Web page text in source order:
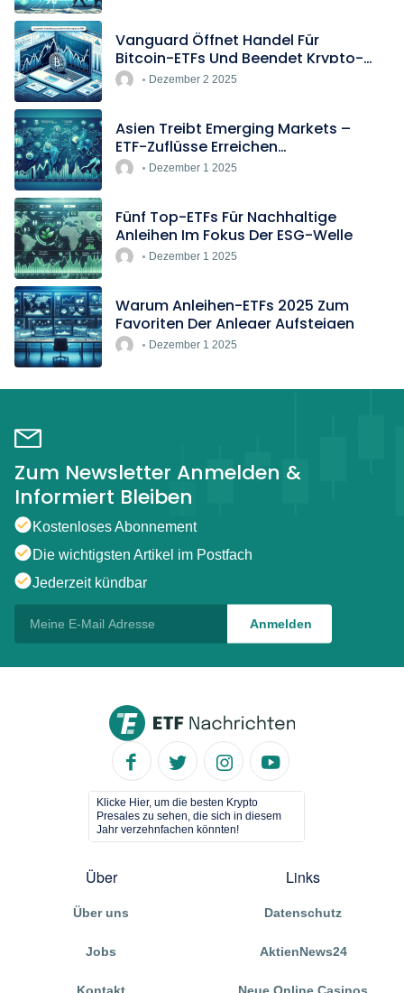
Vanguard Öffnet Handel Für
Bitcoin-ETFs Und Beendet Krypto-
BlockadeDezember 2 2025
Asien Treibt Emerging Markets –
ETF-Zuflüsse Erreichen
Rekordtempo
Dezember 1 2025
Fünf Top-ETFs Für Nachhaltige
Anleihen Im Fokus Der ESG-Welle
Dezember 1 2025
Warum Anleihen-ETFs 2025 Zum
Favoriten Der Anleger Aufsteigen
Dezember 1 2025
Zum Newsletter Anmelden &
Informiert Bleiben
Kostenloses Abonnement
Die wichtigsten Artikel im Postfach
Jederzeit kündbar
Klicke Hier, um die besten Krypto
Presales zu sehen, die sich in diesem
Jahr verzehnfachen könnten!
Über
Über uns
Jobs
Links
Datenschutz
AktienNews24